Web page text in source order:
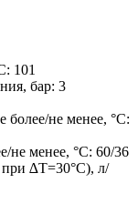
101
бар: 3
более/не менее, °C:
не менее, °C: 60/36
при ∆Т=30°С), л/